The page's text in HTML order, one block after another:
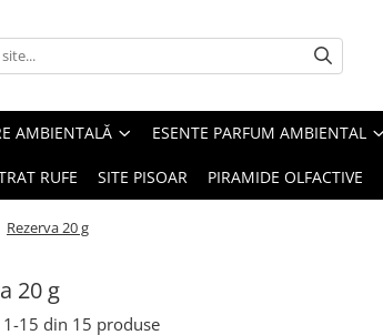
AMBIENTALĂ ESENTE PARFUM AMBIENTAL
RUFE SITE PISOAR PIRAMIDE OLFACTIVE
Rezerva 20 g
20 g
1-15 din 15 produse